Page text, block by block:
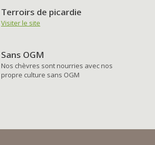
Terroirs de picardie
Visiter le site
Sans OGM
Nos chèvres sont nourries avec nos
propre culture sans OGM